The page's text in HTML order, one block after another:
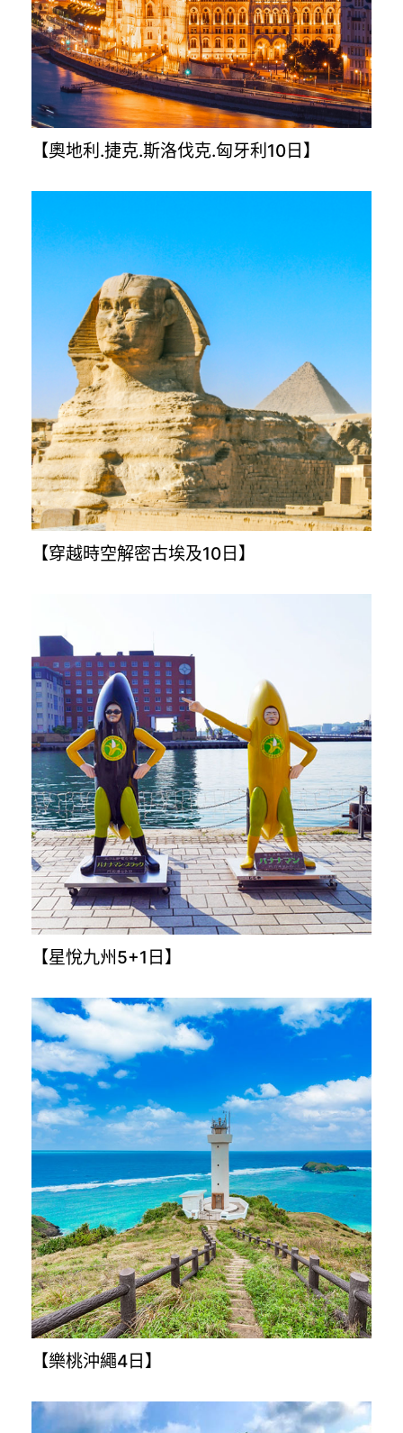
【金旅獎升級版－克.斯.波.蒙12日】
【奧地利.捷克.斯洛伐克.匈牙利10日】
【穿越時空解密古埃及10日】
【星悅九州5+1日】